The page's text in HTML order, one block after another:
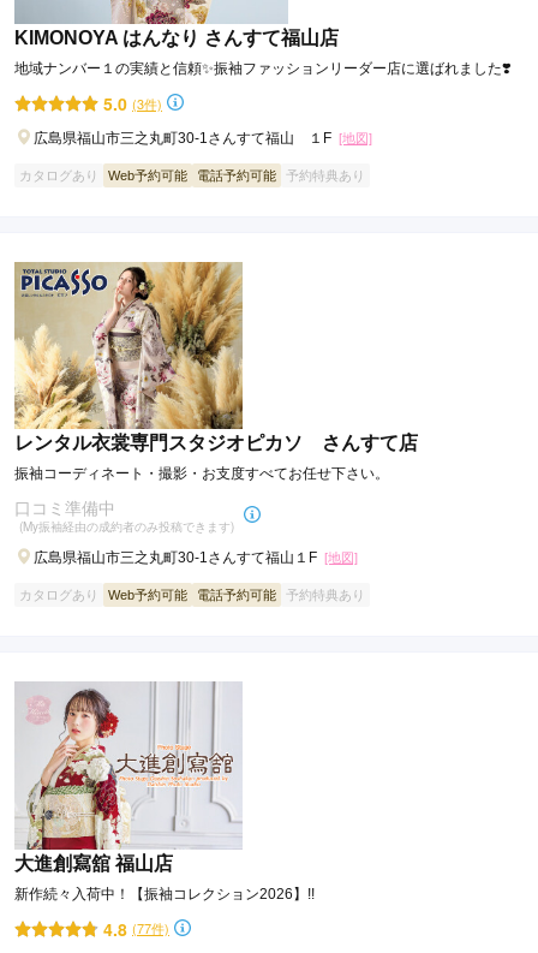
KIMONOYA はんなり さんすて福山店
地域ナンバー１の実績と信頼✨振袖ファッションリーダー店に選ばれました❣️
5.0 (3件)
広島県福山市三之丸町30-1さんすて福山 １F [地図]
カタログあり Web予約可能 電話予約可能 予約特典あり
レンタル衣裳専門スタジオピカソ さんすて店
振袖コーディネート・撮影・お支度すべてお任せ下さい。
口コミ準備中
(My振袖経由の成約者のみ投稿できます)
広島県福山市三之丸町30-1さんすて福山１F [地図]
カタログあり Web予約可能 電話予約可能 予約特典あり
大進創寫舘 福山店
新作続々入荷中！【振袖コレクション2026】!!
4.8 (77件)